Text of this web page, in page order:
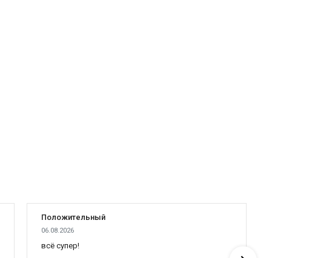
Положительный
06.08.2026
всё супер!